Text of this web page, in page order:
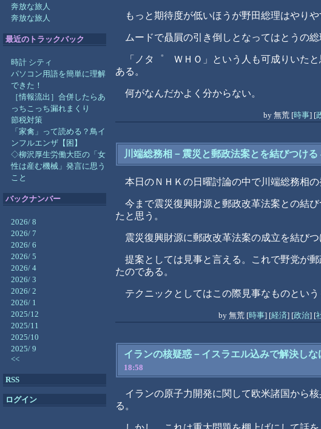
奔放な旅人
奔放な旅人
最近のトラックバック
時計 シティ
パソコン用語を簡単に理解
できた！
［情報流出］合併したらあ
っちこっち漏れまくり
節税対策
「家禽」って読める？鳥イ
ンフルエンザ【困】
◇柳沢厚生労働大臣の「女
性は産む機械」発言に思う
こと
バックナンバー
2026/ 8
2026/ 7
2026/ 6
2026/ 5
2026/ 4
2026/ 3
2026/ 2
2026/ 1
2025/12
2025/11
2025/10
2025/ 9
<<
RSS
ログイン
もっと期待度が低いほうが野田総理はやりや
ムードで贔屓の引き倒しとなってはとうの総
「ノタ゜ ＷＨＯ」という人も可成りいた
ある。
何がなんだかよく分からない。
by 無荒 [時事] [
川端総務相－震災と郵政法案とを結びつける
本日のＮＨＫの日曜討論の中で川端総務相の
今まで震災復興財源と郵政改革法案との結
たと思う。
震災復興財源に郵政改革法案の成立を結びつ
提案としては見事と言える。これで野党が
たのである。
テクニックとしてはこの際見事なものという
by 無荒 [時事] [経済] [政治] [
イランの核疑惑－イスラエル込みで解決し
18:58
イランの原子力開発に関して欧米諸国から
る。